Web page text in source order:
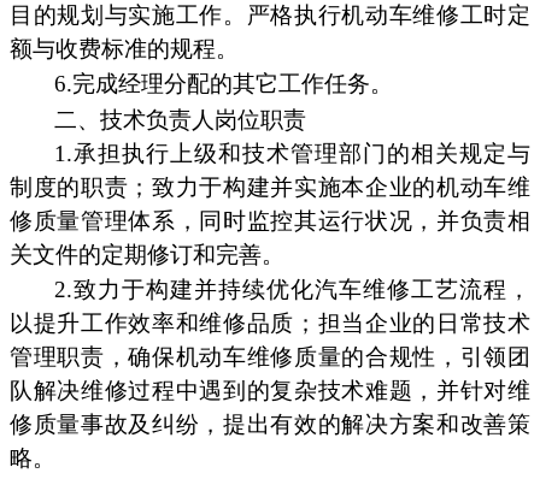
目的规划与实施工作。严格执行机动车维修工时定
额与收费标准的规程。
6.完成经理分配的其它工作任务。
二、技术负责人岗位职责
1.承担执行上级和技术管理部门的相关规定与
制度的职责；致力于构建并实施本企业的机动车维
修质量管理体系，同时监控其运行状况，并负责相
关文件的定期修订和完善。
2.致力于构建并持续优化汽车维修工艺流程，
以提升工作效率和维修品质；担当企业的日常技术
管理职责，确保机动车维修质量的合规性，引领团
队解决维修过程中遇到的复杂技术难题，并针对维
修质量事故及纠纷，提出有效的解决方案和改善策
略。